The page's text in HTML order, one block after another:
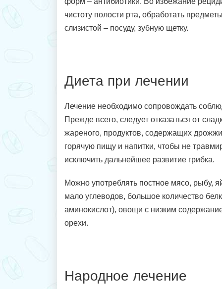
чистоту полости рта, обработать
слизистой – посуду, зубную щетку.
Диета при лечении
Лечение необходимо сопровождать
Прежде всего, следует отказаться от
жареного, продуктов, содержащих
горячую пищу и напитки, чтобы не
исключить дальнейшее развитие грибка.
Можно употреблять постное мясо, рыбу,
мало углеводов, большое количество
аминокислот), овощи с низким
орехи.
Народное лечение